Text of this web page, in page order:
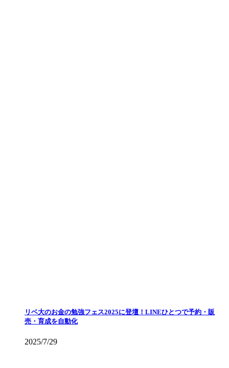
リベ大のお金の勉強フェス2025に登壇！LINEひとつで予約・販
売・育成を自動化
2025/7/29